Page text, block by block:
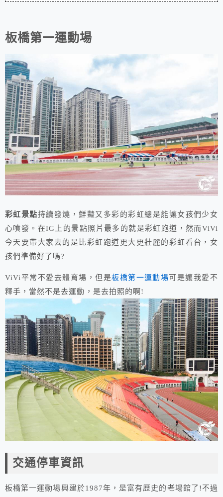
板橋第一運動場
彩虹景點持續發燒，鮮豔又多彩的彩虹總是能讓女孩們少女
心噴發。在IG上的景點照片最多的就是彩虹跑道，然而ViVi
今天要帶大家去的是比彩虹跑道更大更壯麗的彩虹看台，女
孩們準備好了嗎?
ViVi平常不愛去體育場，但是板橋第一運動場可是讓我愛不
釋手，當然不是去運動，是去拍照的啊!
交通停車資訊
板橋第一運動場興建於1987年，是富有歷史的老場館了!不過